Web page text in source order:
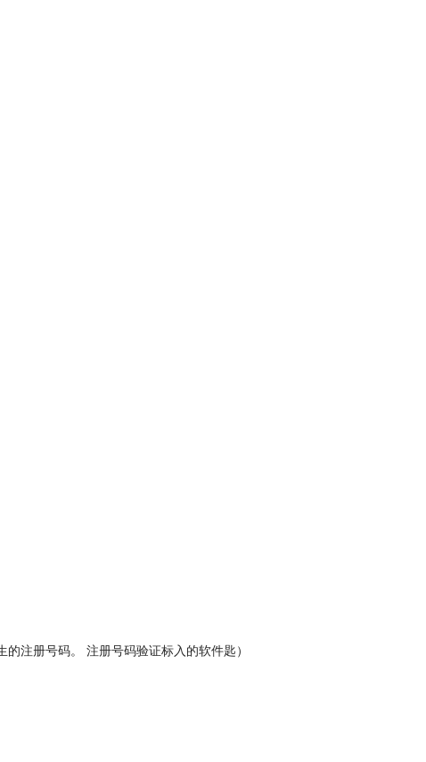
注册号码。 注册号码验证标入的软件匙）